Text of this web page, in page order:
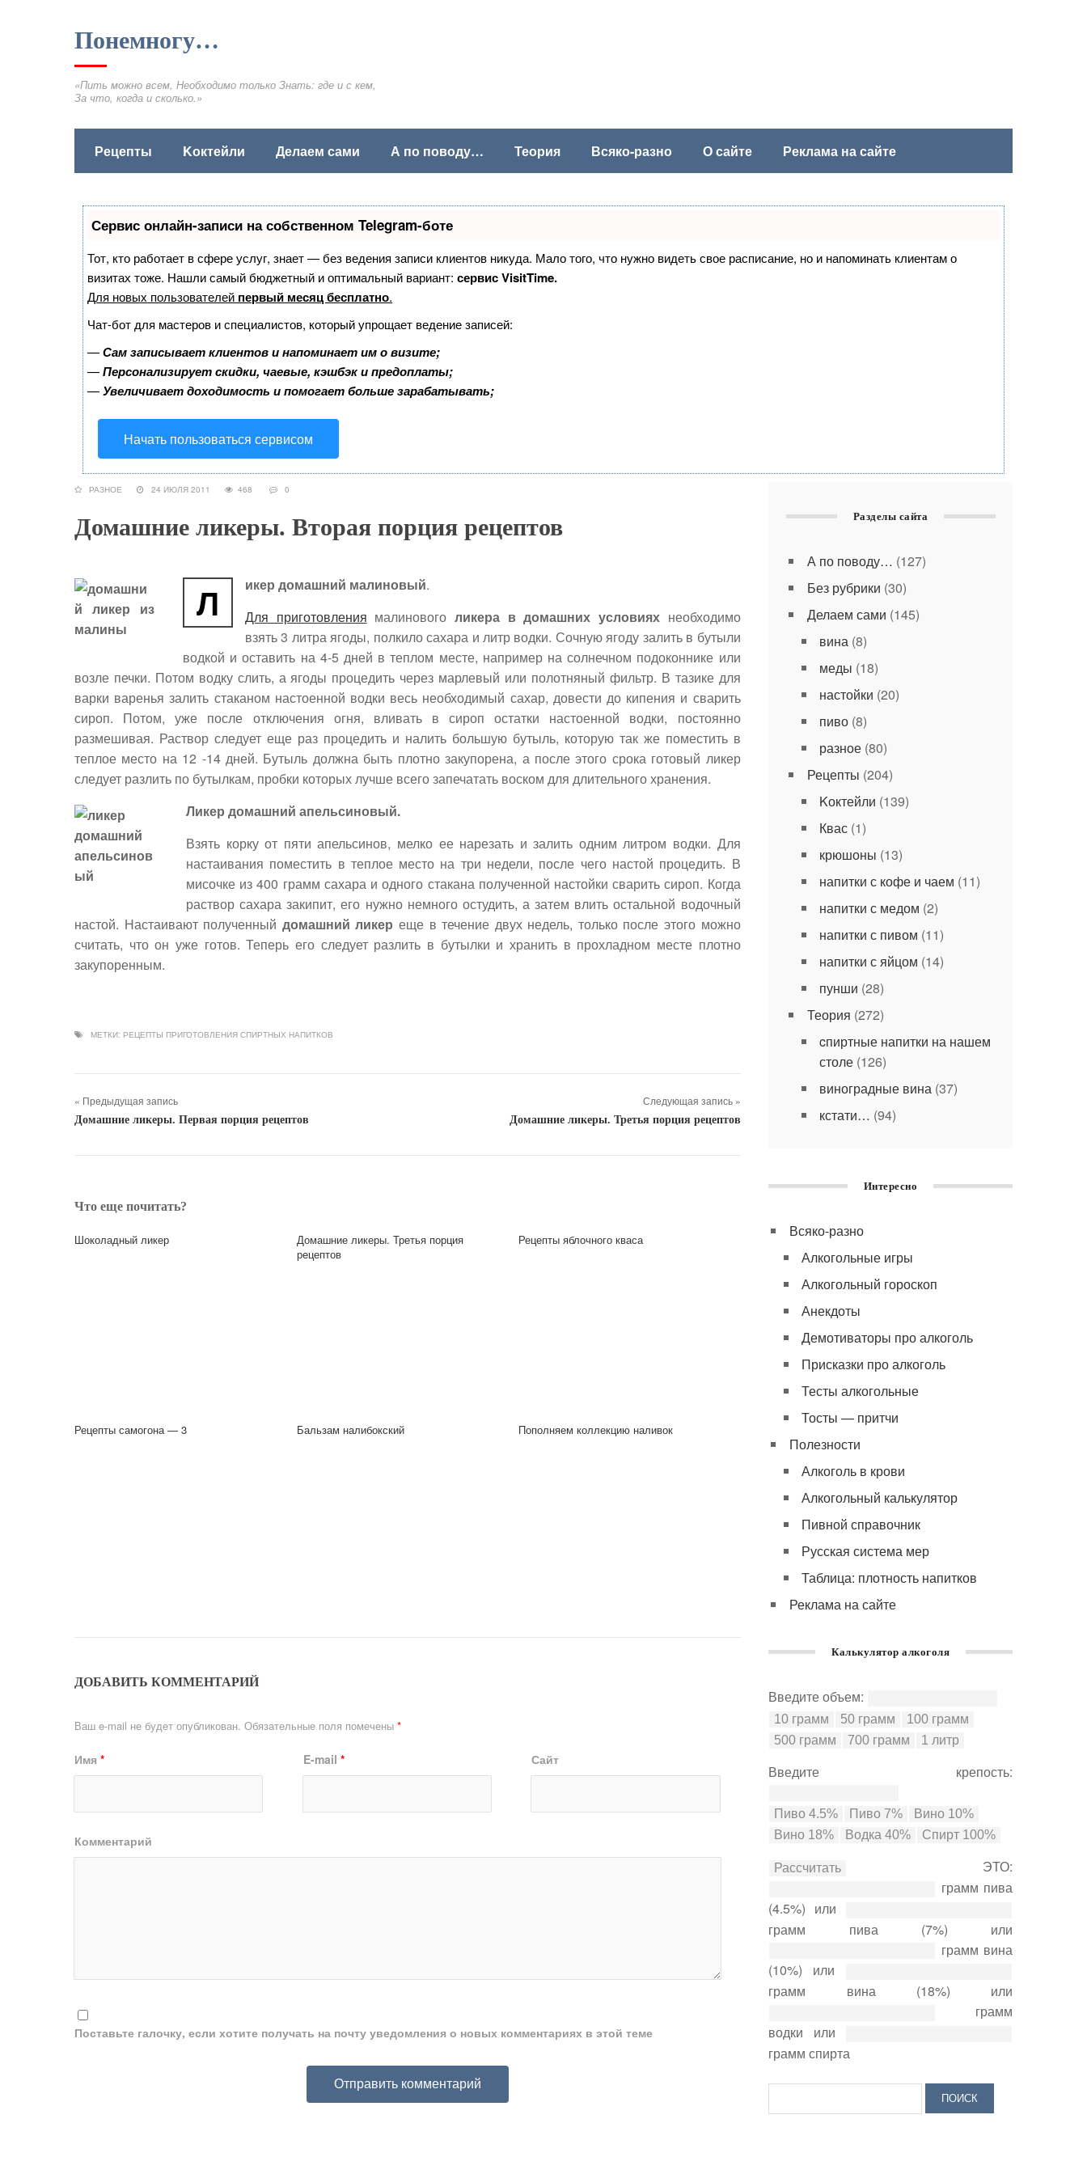
Понемногу…
«Пить можно всем, Необходимо только Знать: где и с кем,
За что, когда и сколько.»
Рецепты Kоктейли Делаем сами А по поводу… Теория Всяко-разно О сайте Реклама на сайте
Сервис онлайн-записи на собственном Telegram-боте
Тот, кто работает в сфере услуг, знает — без ведения записи клиентов никуда. Мало того, что нужно видеть свое расписание, но и напоминать клиентам о
визитах тоже. Нашли самый бюджетный и оптимальный вариант: сервис VisitTime.
Для новых пользователей первый месяц бесплатно.
Чат-бот для мастеров и специалистов, который упрощает ведение записей:
—Сам записывает клиентов и напоминает им о визите;
—Персонализирует скидки, чаевые, кэшбэк и предоплаты;
—Увеличивает доходимость и помогает больше зарабатывать;
Начать пользоваться сервисом
РАЗНОЕ 24 ИЮЛЯ 2011 468 0
Домашние ликеры. Вторая порция рецептов
Л икер домашний малиновый.
Для приготовления малинового ликера в домашних условиях необходимо
взять 3 литра ягоды, полкило сахара и литр водки. Сочную ягоду залить в бутыли
водкой и оставить на 4-5 дней в теплом месте, например на солнечном подоконнике или
возле печки. Потом водку слить, а ягоды процедить через марлевый или полотняный фильтр. В тазике для
варки варенья залить стаканом настоенной водки весь необходимый сахар, довести до кипения и сварить
сироп. Потом, уже после отключения огня, вливать в сироп остатки настоенной водки, постоянно
размешивая. Раствор следует еще раз процедить и налить большую бутыль, которую так же поместить в
теплое место на 12 -14 дней. Бутыль должна быть плотно закупорена, а после этого срока готовый ликер
следует разлить по бутылкам, пробки которых лучше всего запечатать воском для длительного хранения.
Ликер домашний апельсиновый.
Взять корку от пяти апельсинов, мелко ее нарезать и залить одним литром водки. Для
настаивания поместить в теплое место на три недели, после чего настой процедить. В
мисочке из 400 грамм сахара и одного стакана полученной настойки сварить сироп. Когда
раствор сахара закипит, его нужно немного остудить, а затем влить остальной водочный
настой. Настаивают полученный домашний ликер еще в течение двух недель, только после этого можно
считать, что он уже готов. Теперь его следует разлить в бутылки и хранить в прохладном месте плотно
закупоренным.
МЕТКИ: РЕЦЕПТЫ ПРИГОТОВЛЕНИЯ СПИРТНЫХ НАПИТКОВ
« Предыдущая запись
Домашние ликеры. Первая порция рецептов
Следующая запись »
Домашние ликеры. Третья порция рецептов
Что еще почитать?
Шоколадный ликер
Домашние ликеры. Третья порция
рецептов
Рецепты яблочного кваса
Рецепты самогона — 3 Бальзам налибокский Пополняем коллекцию наливок
ДОБАВИТЬ КОММЕНТАРИЙ
Ваш e-mail не будет опубликован. Обязательные поля помечены *
Имя * E-mail * Сайт
Комментарий
Поставьте галочку, если хотите получать на почту уведомления о новых комментариях в этой теме
Разделы сайта
А по поводу… (127)
Без рубрики (30)
Делаем сами (145)
вина(8)
меды (18)
настойки (20)
пиво(8)
разное(80)
Рецепты (204)
Kоктейли (139)
Квас(1)
крюшоны (13)
напитки с кофе и чаем (11)
напитки с медом (2)
напитки с пивом (11)
напитки с яйцом (14)
пунши (28)
Теория (272)
cпиртные напитки на нашем
столе(126)
виноградные вина(37)
кстати… (94)
Интересно
Всяко-разно
Алкогольные игры
Алкогольный гороскоп
Анекдоты
Демотиваторы про алкоголь
Присказки про алкоголь
Тесты алкогольные
Тосты — притчи
Полезности
Алкоголь в крови
Алкогольный калькулятор
Пивной справочник
Русская система мер
Таблица: плотность напитков
Реклама на сайте
Калькулятор алкоголя
Введите объем:
Введите крепость:
ЭТО:
грамм пива
(4.5%) или
грамм пива (7%) или
грамм вина
(10%) или
грамм вина (18%) или
грамм
водки или
грамм спирта